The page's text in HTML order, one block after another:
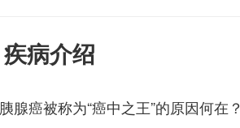
疾病介绍
胰腺癌被称为“癌中之王”的原因何在？